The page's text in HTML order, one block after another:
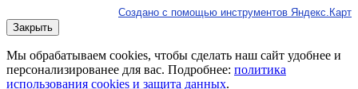
Создано с помощью инструментов Яндекс.Карт
Закрыть
Мы обрабатываем cookies, чтобы сделать наш сайт удобнее и
персонализированее для вас. Подробнее: политика
использования cookies и защита данных.